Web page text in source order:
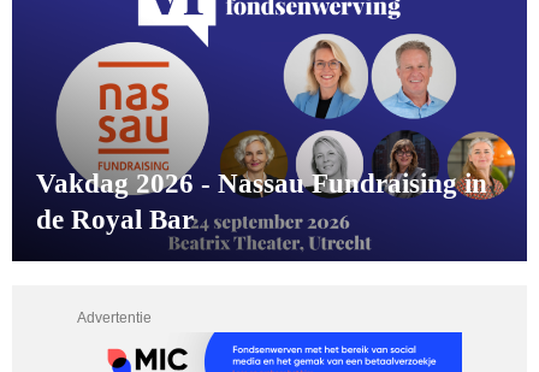
Vakdag 2026 - Nassau Fundraising in
de Royal Bar
Advertentie